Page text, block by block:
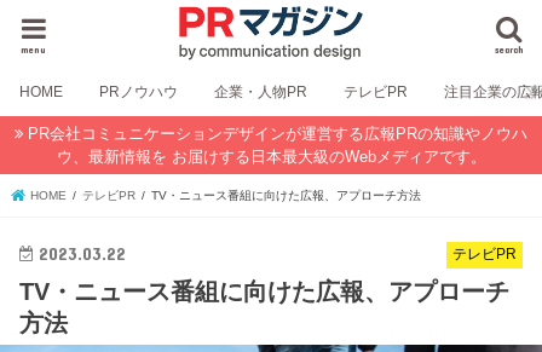
search
menu
HOME PRノウハウ 企業・人物PR テレビPR 注目企業の広
PR会社コミュニケーションデザインが運営する広報PRの知識やノウハ
ウ、最新情報を お届けする日本最大級のWebメディアです。
HOME テレビPR TV・ニュース番組に向けた広報、アプローチ方法
テレビPR
2023.03.22
TV・ニュース番組に向けた広報、アプローチ
方法